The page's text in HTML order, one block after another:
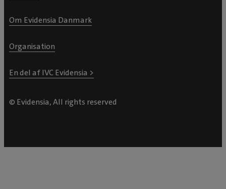
Om Evidensia Danmark
Organisation
En del af IVC Evidensia >
© Evidensia, All rights reserved